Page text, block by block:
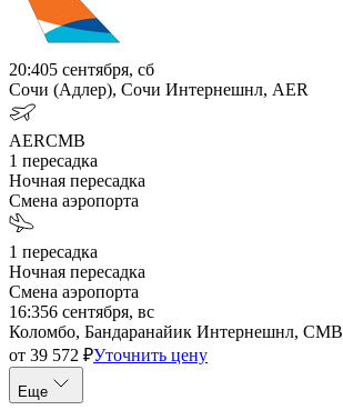
20:405 сентября, сб
Сочи (Адлер), Сочи Интернешнл, AER
AERCMB
1 пересадка
Ночная пересадка
Смена аэропорта
1 пересадка
Ночная пересадка
Смена аэропорта
16:356 сентября, вс
Коломбо, Бандаранайик Интернешнл, CMB
от 39 572 ₽Уточнить цену
Еще